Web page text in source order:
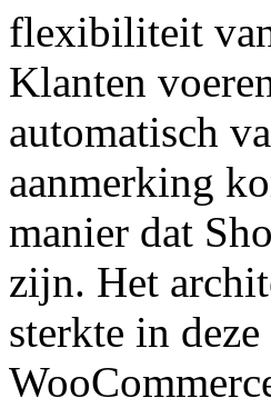
flexibiliteit
Klanten
automatisch
aanmerking
manier dat
zijn. Het
sterkte in